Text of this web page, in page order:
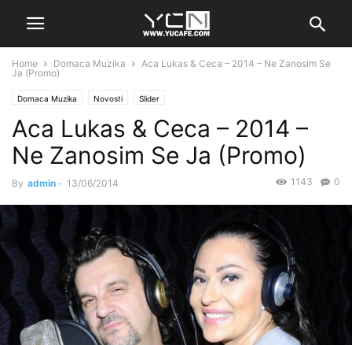
Home Domaca Muzika
Aca Lukas & Ceca – 2014 – Ne Zanosim Se
Ja (Promo)
Domaca Muzika Novosti Slider
Aca Lukas & Ceca – 2014 –
Ne Zanosim Se Ja (Promo)
By admin - 13/06/2014 0
1143